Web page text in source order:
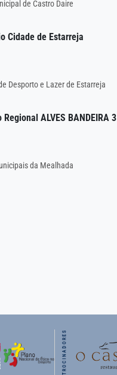
de Castro Daire
Cidade de Estarreja
Desporto e Lazer de Estarreja
ALVES BANDEIRA 3
da Mealhada
PATROCINADORES